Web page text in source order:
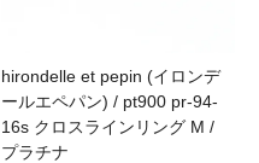
hirondelle et pepin (イロンデ
ールエペパン) / pt900 pr-94-
16s クロスラインリング M /
プラチナ